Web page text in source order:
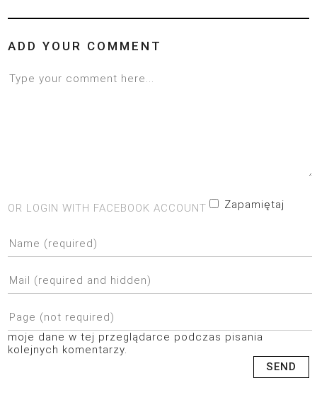
ADD YOUR COMMENT
OR LOGIN WITH FACEBOOK ACCOUNT Zapamiętaj
moje dane w tej przeglądarce podczas pisania
kolejnych komentarzy.